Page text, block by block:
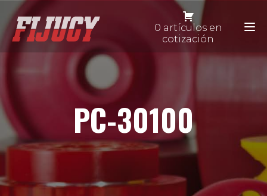
0 artículos en
cotización
PC-30100